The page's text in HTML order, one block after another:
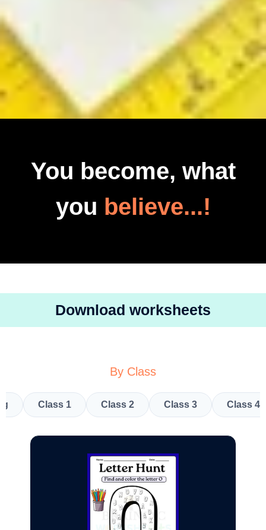
You become, what
you believe...!
Download worksheets
By Class
Class 1 Class 2 Class 3 Class 4